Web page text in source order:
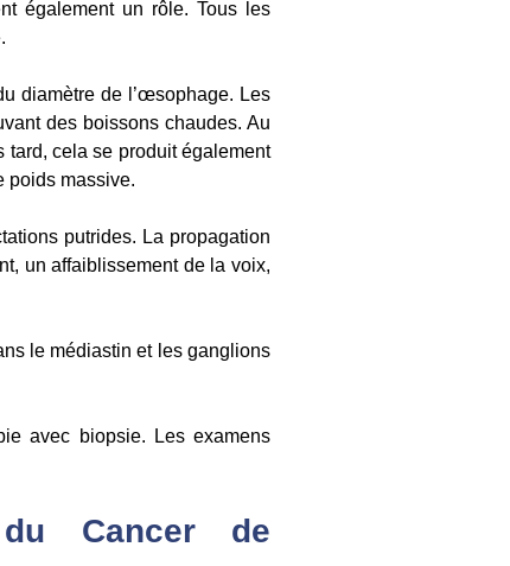
également un rôle. Tous les
diamètre de l’œsophage. Les
des boissons chaudes. Au
tard, cela se produit également
poids massive.
putrides. La propagation
un affaiblissement de la voix,
le médiastin et les ganglions
avec biopsie. Les examens
Cancer de